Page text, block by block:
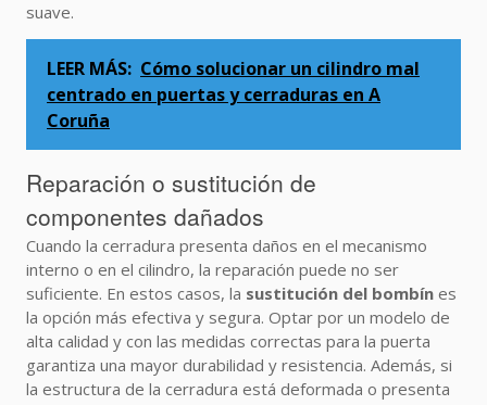
suave.
LEER MÁS: Cómo solucionar un cilindro mal
centrado en puertas y cerraduras en A
Coruña
Reparación o sustitución de
componentes dañados
Cuando la cerradura presenta daños en el mecanismo
interno o en el cilindro, la reparación puede no ser
suficiente. En estos casos, la sustitución del bombín es
la opción más efectiva y segura. Optar por un modelo de
alta calidad y con las medidas correctas para la puerta
garantiza una mayor durabilidad y resistencia. Además, si
la estructura de la cerradura está deformada o presenta